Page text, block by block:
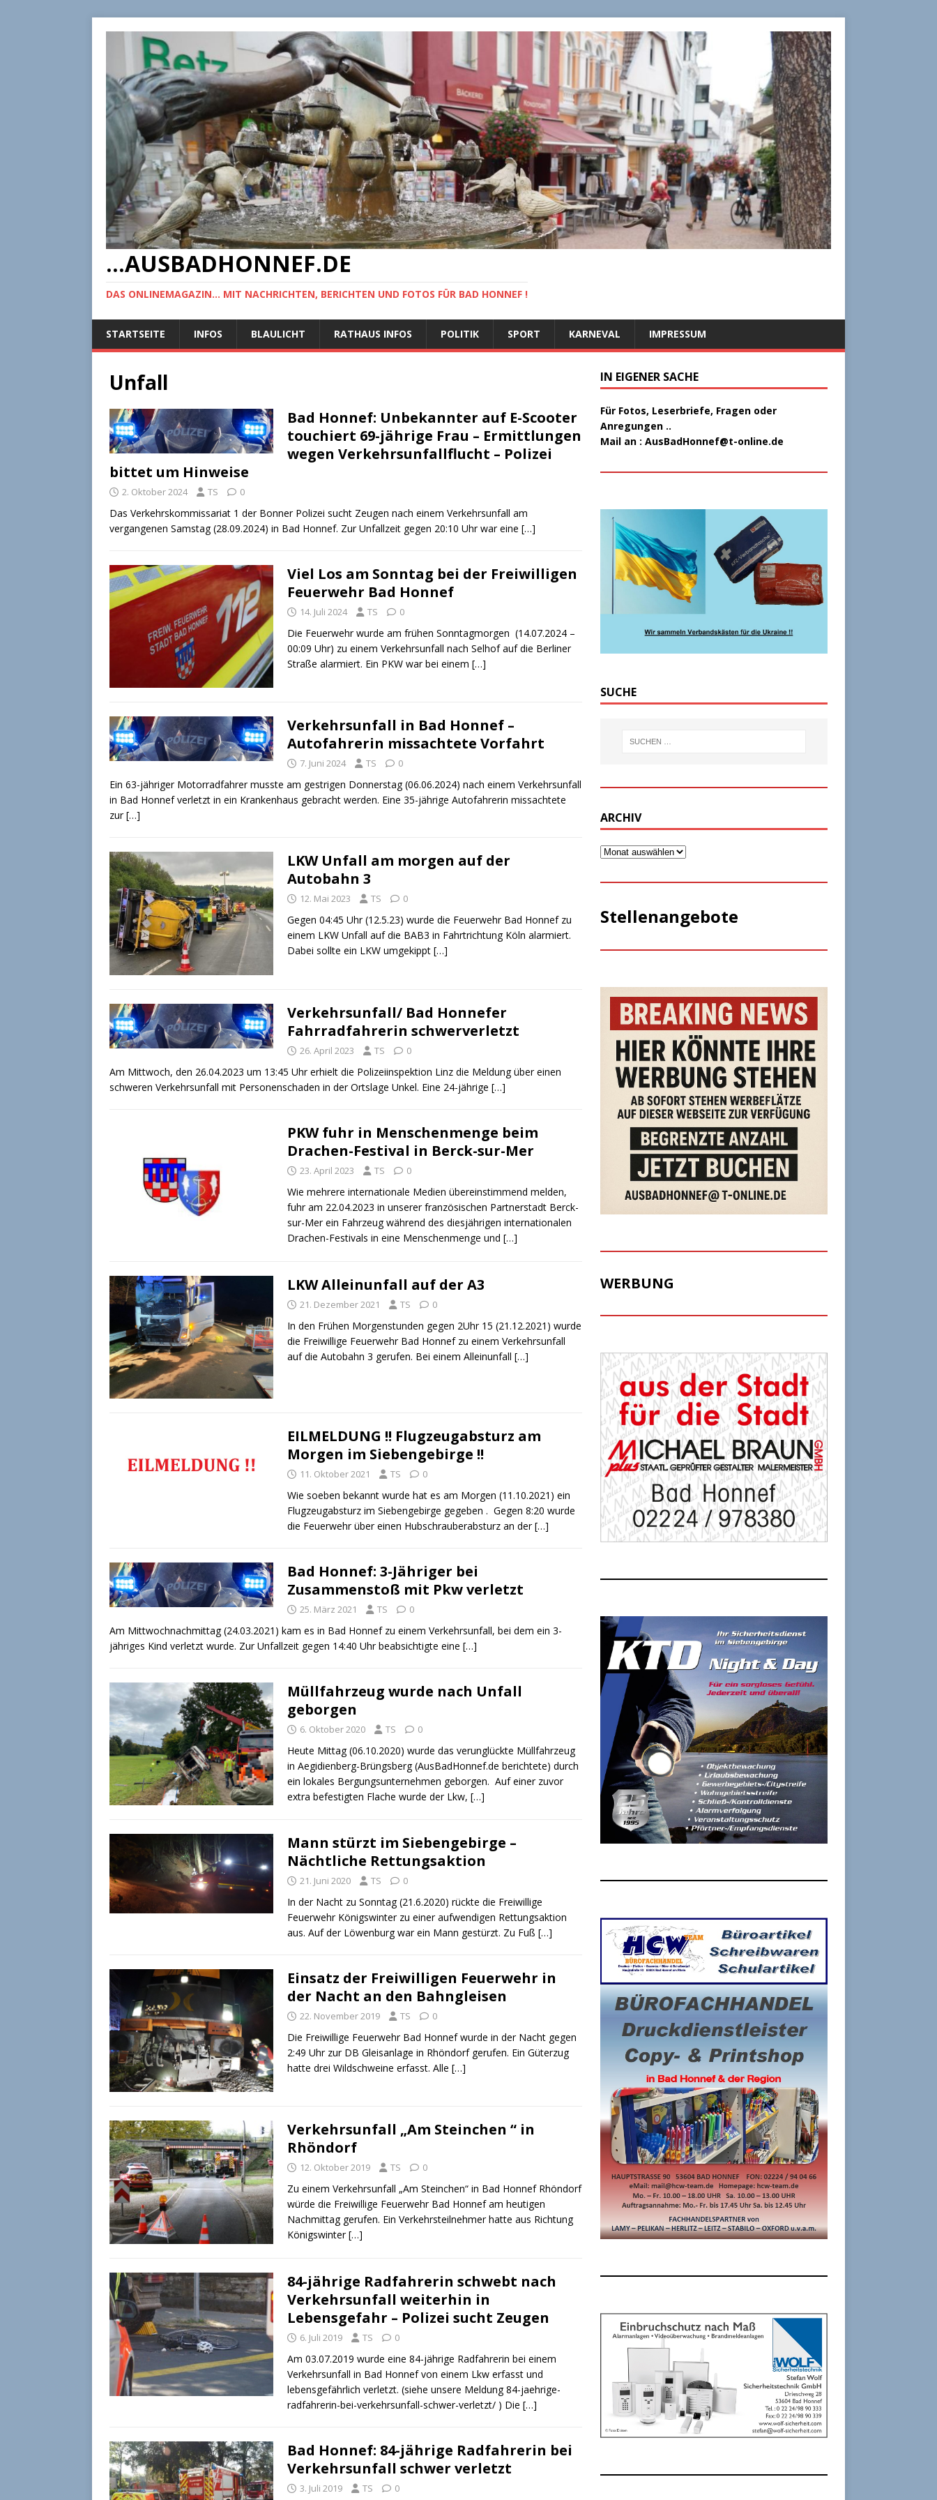
...AUSBADHONNEF.DE
DAS ONLINEMAGAZIN... MIT NACHRICHTEN, BERICHTEN UND FOTOS FÜR BAD HONNEF !
STARTSEITE INFOS BLAULICHT RATHAUS INFOS POLITIK SPORT KARNEVAL IMPRESSUM
Unfall
Bad Honnef: Unbekannter auf E-Scooter
touchiert 69-jährige Frau – Ermittlungen
wegen Verkehrsunfallflucht – Polizei
bittet um Hinweise
2. Oktober 2024 TS 0
Das Verkehrskommissariat 1 der Bonner Polizei sucht Zeugen nach einem Verkehrsunfall am
vergangenen Samstag (28.09.2024) in Bad Honnef. Zur Unfallzeit gegen 20:10 Uhr war eine […]
Viel Los am Sonntag bei der Freiwilligen
Feuerwehr Bad Honnef
14. Juli 2024 TS 0
Die Feuerwehr wurde am frühen Sonntagmorgen (14.07.2024 –
00:09 Uhr) zu einem Verkehrsunfall nach Selhof auf die Berliner
Straße alarmiert. Ein PKW war bei einem […]
Verkehrsunfall in Bad Honnef –
Autofahrerin missachtete Vorfahrt
7. Juni 2024 TS 0
Ein 63-jähriger Motorradfahrer musste am gestrigen Donnerstag (06.06.2024) nach einem Verkehrsunfall
in Bad Honnef verletzt in ein Krankenhaus gebracht werden. Eine 35-jährige Autofahrerin missachtete
zur[…]
LKW Unfall am morgen auf der
Autobahn 3
12. Mai 2023 TS 0
Gegen 04:45 Uhr (12.5.23) wurde die Feuerwehr Bad Honnef zu
einem LKW Unfall auf die BAB3 in Fahrtrichtung Köln alarmiert.
Dabei sollte ein LKW umgekippt […]
Verkehrsunfall/ Bad Honnefer
Fahrradfahrerin schwerverletzt
26. April 2023 TS 0
Am Mittwoch, den 26.04.2023 um 13:45 Uhr erhielt die Polizeiinspektion Linz die Meldung über einen
schweren Verkehrsunfall mit Personenschaden in der Ortslage Unkel. Eine 24-jährige […]
PKW fuhr in Menschenmenge beim
Drachen-Festival in Berck-sur-Mer
23. April 2023 TS 0
Wie mehrere internationale Medien übereinstimmend melden,
fuhr am 22.04.2023 in unserer französischen Partnerstadt Berck-
sur-Mer ein Fahrzeug während des diesjährigen internationalen
Drachen-Festivals in eine Menschenmenge und […]
LKW Alleinunfall auf der A3
21. Dezember 2021 TS 0
In den Frühen Morgenstunden gegen 2Uhr 15 (21.12.2021) wurde
die Freiwillige Feuerwehr Bad Honnef zu einem Verkehrsunfall
auf die Autobahn 3 gerufen. Bei einem Alleinunfall […]
EILMELDUNG !! Flugzeugabsturz am
Morgen im Siebengebirge !!
11. Oktober 2021 TS 0
Wie soeben bekannt wurde hat es am Morgen (11.10.2021) ein
Flugzeugabsturz im Siebengebirge gegeben . Gegen 8:20 wurde
die Feuerwehr über einen Hubschrauberabsturz an der[…]
Bad Honnef: 3-Jähriger bei
Zusammenstoß mit Pkw verletzt
25. März 2021 TS 0
Am Mittwochnachmittag (24.03.2021) kam es in Bad Honnef zu einem Verkehrsunfall, bei dem ein 3-
jähriges Kind verletzt wurde. Zur Unfallzeit gegen 14:40 Uhr beabsichtigte eine […]
Müllfahrzeug wurde nach Unfall
geborgen
6. Oktober 2020 TS 0
Heute Mittag (06.10.2020) wurde das verunglückte Müllfahrzeug
in Aegidienberg-Brüngsberg (AusBadHonnef.de berichtete) durch
ein lokales Bergungsunternehmen geborgen. Auf einer zuvor
extra befestigten Flache wurde der Lkw, […]
Mann stürzt im Siebengebirge –
Nächtliche Rettungsaktion
21. Juni 2020 TS 0
In der Nacht zu Sonntag (21.6.2020) rückte die Freiwillige
Feuerwehr Königswinter zu einer aufwendigen Rettungsaktion
aus. Auf der Löwenburg war ein Mann gestürzt. Zu Fuß […]
Einsatz der Freiwilligen Feuerwehr in
der Nacht an den Bahngleisen
22. November 2019 TS 0
Die Freiwillige Feuerwehr Bad Honnef wurde in der Nacht gegen
2:49 Uhr zur DB Gleisanlage in Rhöndorf gerufen. Ein Güterzug
hatte drei Wildschweine erfasst. Alle […]
Verkehrsunfall „Am Steinchen “ in
Rhöndorf
12. Oktober 2019 TS 0
Zu einem Verkehrsunfall „Am Steinchen“ in Bad Honnef Rhöndorf
würde die Freiwillige Feuerwehr Bad Honnef am heutigen
Nachmittag gerufen. Ein Verkehrsteilnehmer hatte aus Richtung
Königswinter[…]
84-jährige Radfahrerin schwebt nach
Verkehrsunfall weiterhin in
Lebensgefahr – Polizei sucht Zeugen
6. Juli 2019 TS 0
Am 03.07.2019 wurde eine 84-jährige Radfahrerin bei einem
Verkehrsunfall in Bad Honnef von einem Lkw erfasst und
lebensgefährlich verletzt. (siehe unsere Meldung 84-jaehrige-
radfahrerin-bei-verkehrsunfall-schwer-verletzt/ ) Die […]
Bad Honnef: 84-jährige Radfahrerin bei
Verkehrsunfall schwer verletzt
3. Juli 2019 TS 0
IN EIGENER SACHE
Für Fotos, Leserbriefe, Fragen oder
Anregungen ..
Mail an : AusBadHonnef@t-online.de
SUCHE
ARCHIV
Stellenangebote
WERBUNG